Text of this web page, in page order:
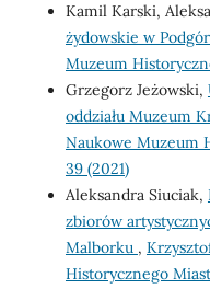
Kamil Karski,
żydowskie w
Muzeum
Grzegorz Jeżowski,
oddziału Muzeum
Naukowe Muzeum
39 (2021)
Aleksandra Siuciak,
zbiorów
Malborku ,
Historycznego